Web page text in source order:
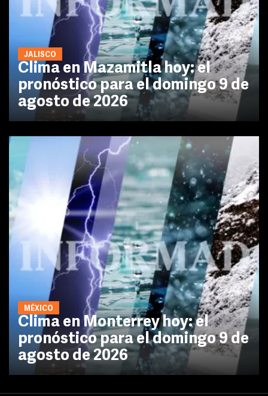
JALISCO
Clima en Mazamitla hoy: el
pronóstico para el domingo 9 de
agosto de 2026
MÉXICO
Clima en Monterrey hoy: el
pronóstico para el domingo 9 de
agosto de 2026